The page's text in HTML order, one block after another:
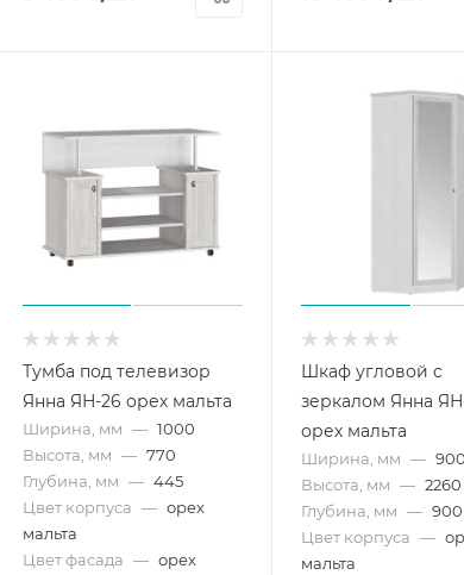
Тумба под телевизор
Янна ЯН-26 орех мальта
Ширина, мм — 1000
Высота, мм — 770
Глубина, мм — 445
Цвет корпуса — орех
мальта
Цвет фасада — орех
Шкаф угловой с
зеркалом Янна
орех мальта
Ширина, мм — 900
Высота, мм — 2260
Глубина, мм — 900
Цвет корпуса —
мальта